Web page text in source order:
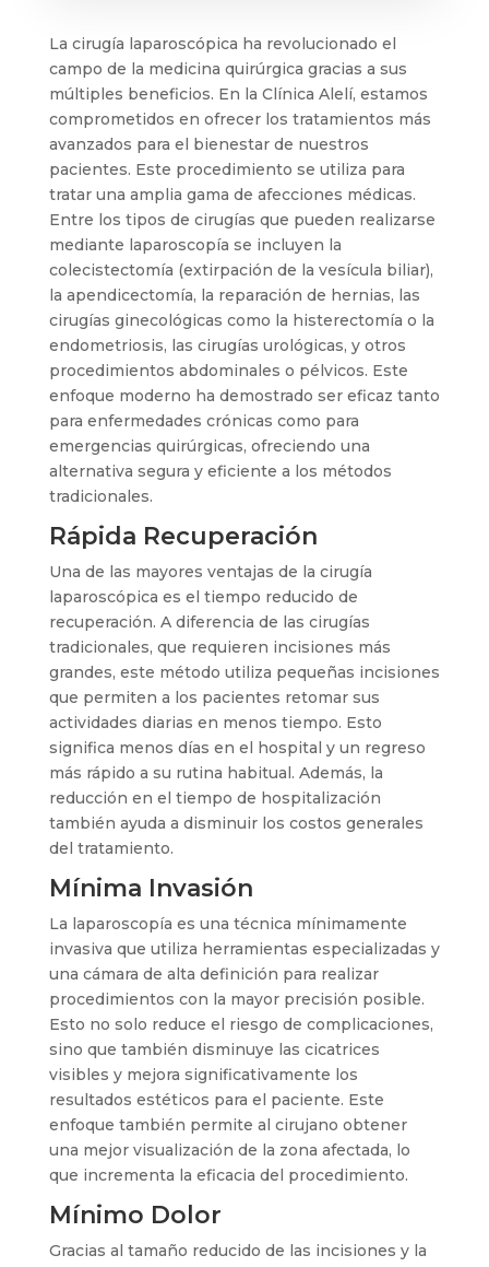
La cirugía laparoscópica ha revolucionado el
campo de la medicina quirúrgica gracias a sus
múltiples beneficios. En la Clínica Alelí, estamos
comprometidos en ofrecer los tratamientos más
avanzados para el bienestar de nuestros
pacientes. Este procedimiento se utiliza para
tratar una amplia gama de afecciones médicas.
Entre los tipos de cirugías que pueden realizarse
mediante laparoscopía se incluyen la
colecistectomía (extirpación de la vesícula biliar),
la apendicectomía, la reparación de hernias, las
cirugías ginecológicas como la histerectomía o la
endometriosis, las cirugías urológicas, y otros
procedimientos abdominales o pélvicos. Este
enfoque moderno ha demostrado ser eficaz tanto
para enfermedades crónicas como para
emergencias quirúrgicas, ofreciendo una
alternativa segura y eficiente a los métodos
tradicionales.
Rápida Recuperación
Una de las mayores ventajas de la cirugía
laparoscópica es el tiempo reducido de
recuperación. A diferencia de las cirugías
tradicionales, que requieren incisiones más
grandes, este método utiliza pequeñas incisiones
que permiten a los pacientes retomar sus
actividades diarias en menos tiempo. Esto
significa menos días en el hospital y un regreso
más rápido a su rutina habitual. Además, la
reducción en el tiempo de hospitalización
también ayuda a disminuir los costos generales
del tratamiento.
Mínima Invasión
La laparoscopía es una técnica mínimamente
invasiva que utiliza herramientas especializadas y
una cámara de alta definición para realizar
procedimientos con la mayor precisión posible.
Esto no solo reduce el riesgo de complicaciones,
sino que también disminuye las cicatrices
visibles y mejora significativamente los
resultados estéticos para el paciente. Este
enfoque también permite al cirujano obtener
una mejor visualización de la zona afectada, lo
que incrementa la eficacia del procedimiento.
Mínimo Dolor
Gracias al tamaño reducido de las incisiones y la